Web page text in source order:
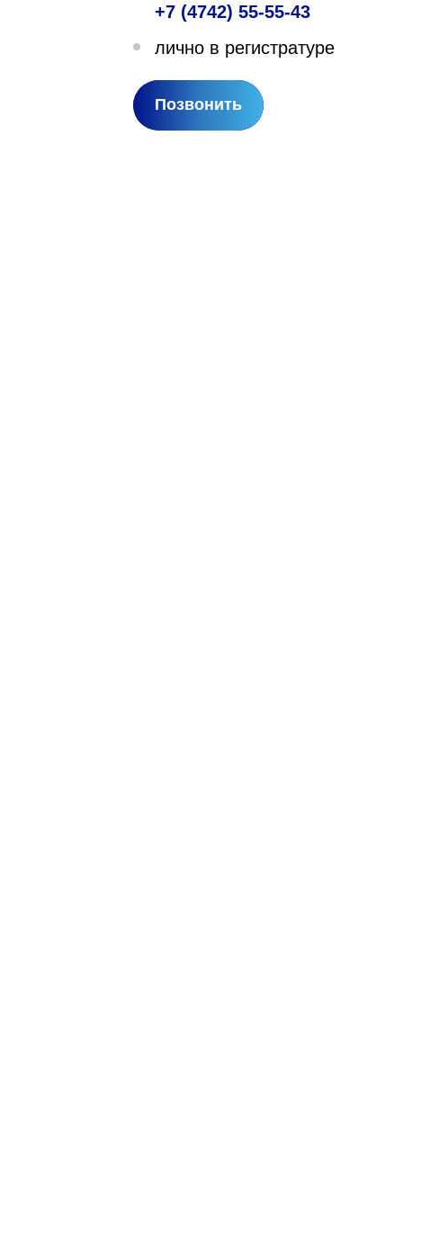
лесничество,
+7 (4742) 55-55-43
лично в регистратуре
Позвонить